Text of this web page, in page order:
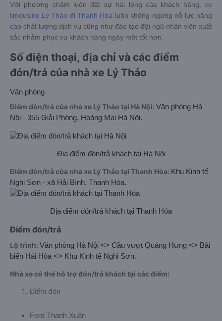
Với phương châm luôn đặt sự hài lòng của khách hàng, xe
limousine Lý Thảo đi Thanh Hóa luôn không ngừng nỗ lực nâng
cao chất lượng dịch vụ cũng như đào tạo đội ngũ nhân viên xuất
sắc nhằm phục vụ khách hàng ngày một tốt hơn.
Số điện thoại, địa chỉ và các điểm
đón/trả của nhà xe Lý Thảo
Văn phòng
Điểm đón/trả của nhà xe Lý Thảo tại Hà Nội: Văn phòng Hà
Nội - 355 Giải Phóng, Hoàng Mai Hà Nội.
Địa điểm đón/trả khách tại Hà Nội
Điểm đón/trả của nhà xe Lý Thảo tại Thanh Hóa: Khu Kinh tế
Nghi Sơn - xã Hải Bình, Thanh Hóa.
Địa điểm đón/trả khách tại Thanh Hóa
Điểm đón/trả
Lộ trình: Văn phòng Hà Nội <> Cầu vượt Quảng Hưng <> Bãi
biển Hải Hòa <> Khu Kinh tế Nghi Sơn.
Nhà xe có thể hỗ trợ đón/trả khách tại các điểm:
Điểm đón
Ford Thanh Xuân